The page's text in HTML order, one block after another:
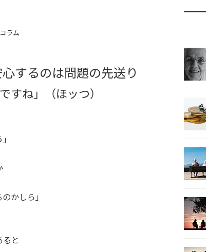
コラム
するのは問題の先送り
すね」（ほッつ）
かしら」
と